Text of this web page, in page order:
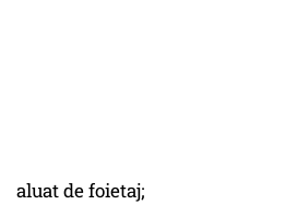
aluat de foietaj;